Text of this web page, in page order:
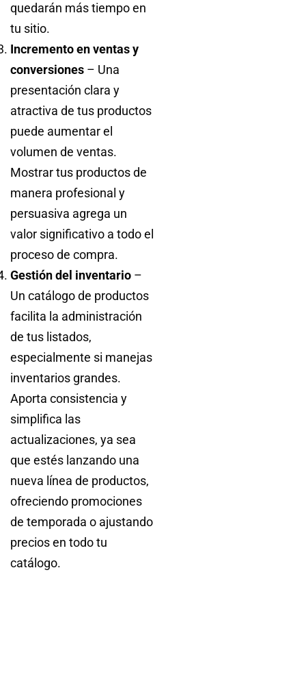
quedarán más tiempo en
tu sitio.
Incremento en ventas y
conversiones – Una
presentación clara y
atractiva de tus productos
puede aumentar el
volumen de ventas.
Mostrar tus productos de
manera profesional y
persuasiva agrega un
valor significativo a todo el
proceso de compra.
Gestión del inventario –
Un catálogo de productos
facilita la administración
de tus listados,
especialmente si manejas
inventarios grandes.
Aporta consistencia y
simplifica las
actualizaciones, ya sea
que estés lanzando una
nueva línea de productos,
ofreciendo promociones
de temporada o ajustando
precios en todo tu
catálogo.